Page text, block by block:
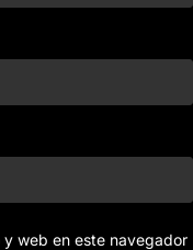
web en este navegador